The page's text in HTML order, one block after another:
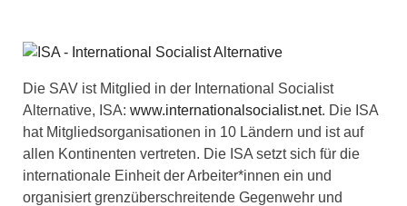
Die SAV ist Mitglied in der International Socialist
Alternative, ISA: www.internationalsocialist.net. Die ISA
hat Mitgliedsorganisationen in 10 Ländern und ist auf
allen Kontinenten vertreten. Die ISA setzt sich für die
internationale Einheit der Arbeiter*innen ein und
organisiert grenzüberschreitende Gegenwehr und